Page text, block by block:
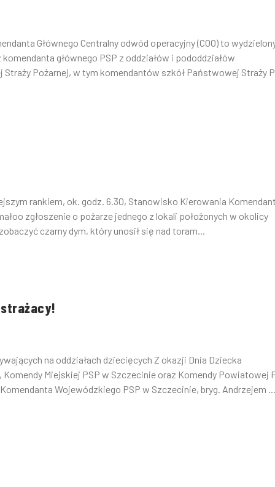
Głównego Centralny odwód operacyjny (COO) to
głównego PSP z oddziałów i pododdziałów
Pożarnej, w tym komendantów szkół Państwowej Straży
rankiem, ok. godz. 6.30, Stanowisko Kierowania
zgłoszenie o pożarze jednego z lokali położonych w okolicy
czarny dym, który unosił się nad toram...
na oddziałach dziecięcych Z okazji Dnia Dziecka
Miejskiej PSP w Szczecinie oraz Komendy Powiatowej
Wojewódzkiego PSP w Szczecinie, bryg. Andrzejem ...